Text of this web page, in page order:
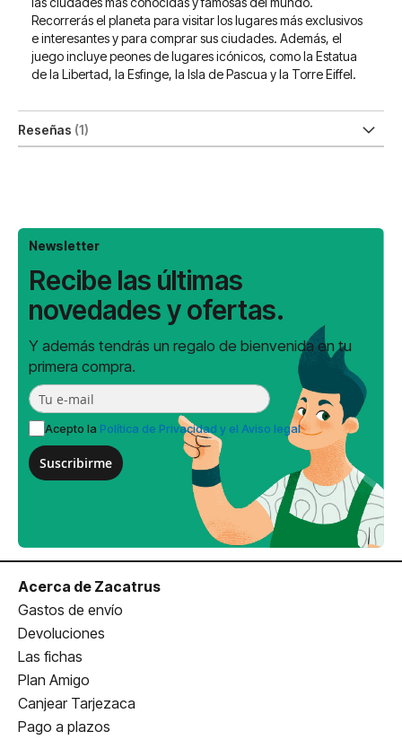
Recorrerás el planeta para visitar los lugares más exclusivos
e interesantes y para comprar sus ciudades. Además, el
juego incluye peones de lugares icónicos, como la Estatua
de la Libertad, la Esfinge, la Isla de Pascua y la Torre Eiffel.
Reseñas 1
Newsletter
Recibe las últimas
novedades y ofertas.
Y además tendrás un regalo de bienvenida en tu
primera compra.
Acepto la Política de Privacidad y el Aviso legal
Suscribirme
Acerca de Zacatrus
Gastos de envío
Devoluciones
Las fichas
Plan Amigo
Canjear Tarjezaca
Pago a plazos